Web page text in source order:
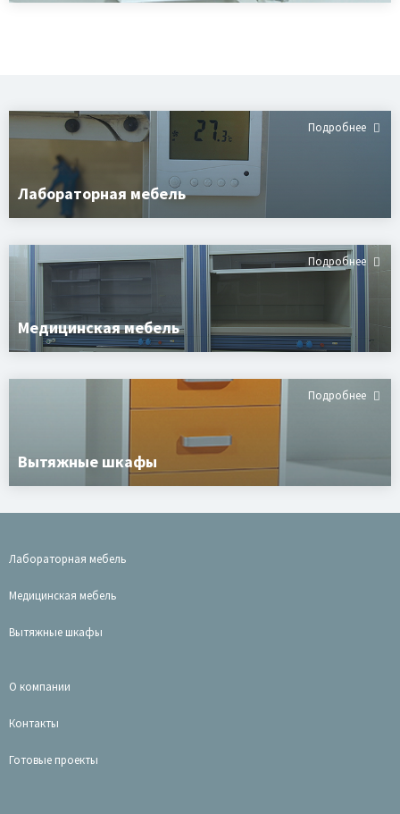
Лабораторная мебель
Подробнее
Медицинская мебель
Подробнее
Вытяжные шкафы
Подробнее
Лабораторная мебель
Медицинская мебель
Вытяжные шкафы
О компании
Контакты
Готовые проекты